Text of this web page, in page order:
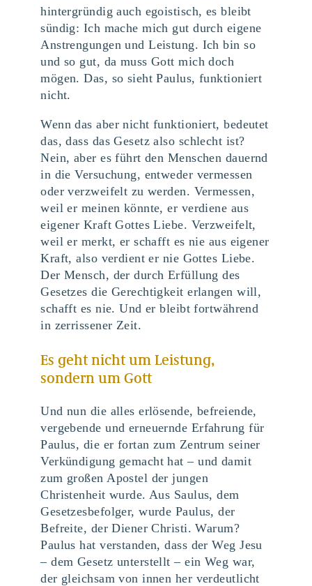
hintergründig auch egoistisch, es bleibt
sündig: Ich mache mich gut durch eigene
Anstrengungen und Leistung. Ich bin so
und so gut, da muss Gott mich doch
mögen. Das, so sieht Paulus, funktioniert
nicht.
Wenn das aber nicht funktioniert, bedeutet
das, dass das Gesetz also schlecht ist?
Nein, aber es führt den Menschen dauernd
in die Versuchung, entweder vermessen
oder verzweifelt zu werden. Vermessen,
weil er meinen könnte, er verdiene aus
eigener Kraft Gottes Liebe. Verzweifelt,
weil er merkt, er schafft es nie aus eigener
Kraft, also verdient er nie Gottes Liebe.
Der Mensch, der durch Erfüllung des
Gesetzes die Gerechtigkeit erlangen will,
schafft es nie. Und er bleibt fortwährend
in zerrissener Zeit.
Es geht nicht um Leistung,
sondern um Gott
Und nun die alles erlösende, befreiende,
vergebende und erneuernde Erfahrung für
Paulus, die er fortan zum Zentrum seiner
Verkündigung gemacht hat – und damit
zum großen Apostel der jungen
Christenheit wurde. Aus Saulus, dem
Gesetzesbefolger, wurde Paulus, der
Befreite, der Diener Christi. Warum?
Paulus hat verstanden, dass der Weg Jesu
– dem Gesetz unterstellt – ein Weg war,
der gleichsam von innen her verdeutlicht